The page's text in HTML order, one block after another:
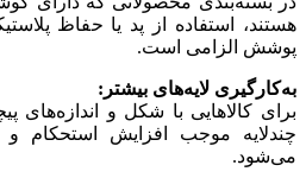
هستند، استفاده از پد یا حفاظ
پوشش الزامی است.
به‌کارگیری لایه‌های بیشتر:
برای کالاهایی با شکل و اندازه‌های
چندلایه موجب افزایش استحکام
می‌شود.